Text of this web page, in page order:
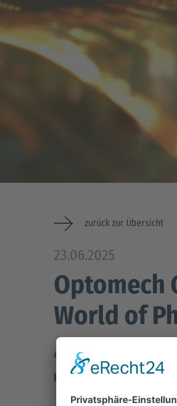
zurück zur Übersicht
23.06.2025
Optomech
World of